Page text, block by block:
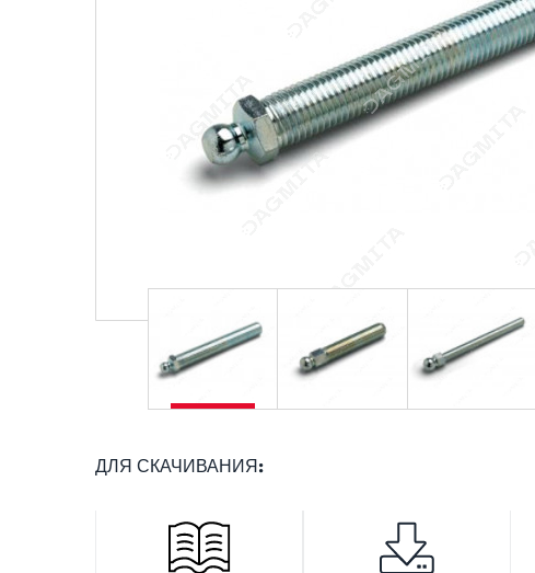
ДЛЯ СКАЧИВАНИЯ: